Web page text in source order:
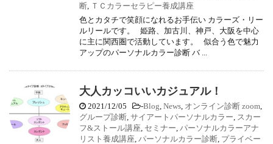
断, ＴＣカラーセラピー養成講座
色とカタチで笑顔になれるお手伝い カラーズ・リー
ルリールです。 姫路、加古川、神戸、大阪を中心
に主に関西圏で活動しています。 似合う色で魅力
アップのパーソナルカラー診断 バ ...
大人カッコいいカジュアル！
2021/12/05 -Blog, News, オンライン診断 zoom,
グループ診断, サイアートパーソナルカラー, スカー
フ&ストール講座, セミナー, パーソナルカラーアナ
リスト養成講座, パーソナルカラー診断, プライベー